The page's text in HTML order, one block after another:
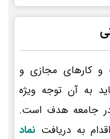
و کارهای مجازی و
به آن توجه ویژه
در جامعه هدف است.
به دریافت نماد